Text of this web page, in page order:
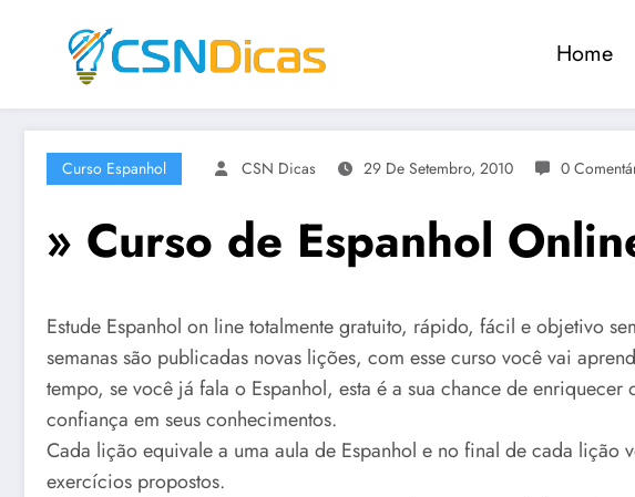
Home
Curso Espanhol CSN Dicas 29 De Setembro, 2010 0
» Curso de Espanhol
Estude Espanhol on line totalmente gratuito, rápido, fácil e objetivo
semanas são publicadas novas lições, com esse curso você vai
tempo, se você já fala o Espanhol, esta é a sua chance de
confiança em seus conhecimentos.
Cada lição equivale a uma aula de Espanhol e no final de cada lição
exercícios propostos.